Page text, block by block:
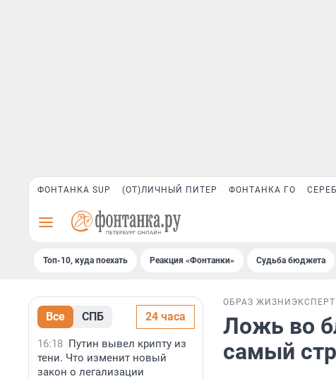
ФОНТАНКА SUP (ОТ)ЛИЧНЫЙ ПИТЕР ФОНТАНКА ГО
Топ-10, куда поехать Реакция «Фонтанки» Судьба бюджета
Все СПБ 24 часа
16:18 Путин вывел крипту из
тени. Что изменит новый
закон о легализации
ОБРАЗ ЖИЗНИ ЭКСПЕРТ
Ложь во
самый